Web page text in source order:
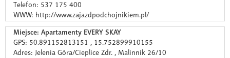
Telefon: 537 175 400
WWW: http://www.zajazdpodchojnikiem.pl/
Miejsce: Apartamenty EVERY SKAY
GPS: 50.891152813151 , 15.752899910155
Adres: Jelenia Góra/Cieplice Zdr. , Malinnik 26/10